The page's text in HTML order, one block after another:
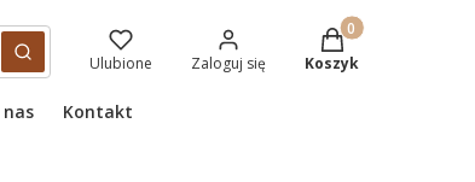
Szukaj Ulubione Zaloguj się
Produkty w
Koszyk
nas Kontakt